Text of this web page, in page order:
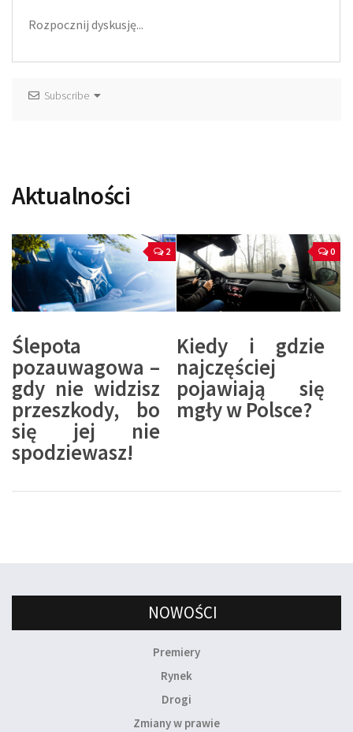
Subscribe
Aktualności
2
Ślepota
pozauwagowa –
gdy nie widzisz
przeszkody, bo
się jej nie
spodziewasz!
0
Kiedy i gdzie
najczęściej
pojawiają się
mgły w Polsce?
NOWOŚCI
Premiery
Rynek
Drogi
Zmiany w prawie